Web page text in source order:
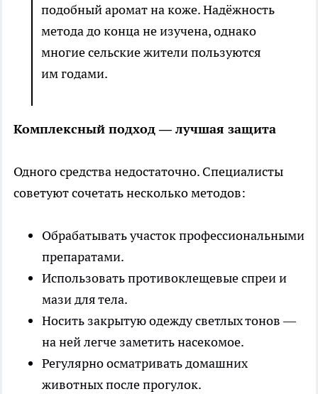
подобный аромат на коже. Надёжность
метода до конца не изучена, однако
многие сельские жители пользуются
им годами.
Комплексный подход — лучшая защита
Одного средства недостаточно. Специалисты
советуют сочетать несколько методов:
Обрабатывать участок профессиональными
препаратами.
Использовать противоклещевые спреи и
мази для тела.
Носить закрытую одежду светлых тонов —
на ней легче заметить насекомое.
Регулярно осматривать домашних
животных после прогулок.